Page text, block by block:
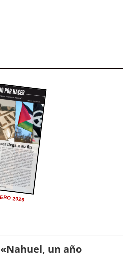
2026
Nahuel, un año